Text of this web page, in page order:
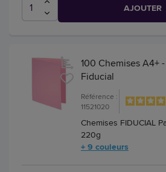
AJOUTER
100 Chemises A4+
Fiducial
Référence :
11521020
Chemises FIDUCIAL
220g
+ 9 couleurs